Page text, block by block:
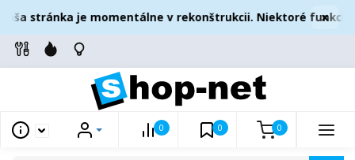
stránka je momentálne v rekonštrukcii. Niektoré funkcie
×
0 0 0